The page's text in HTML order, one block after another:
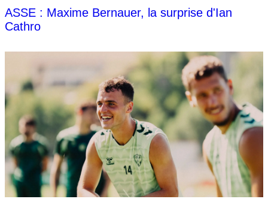
ASSE : Maxime Bernauer, la surprise d'Ian
Cathro